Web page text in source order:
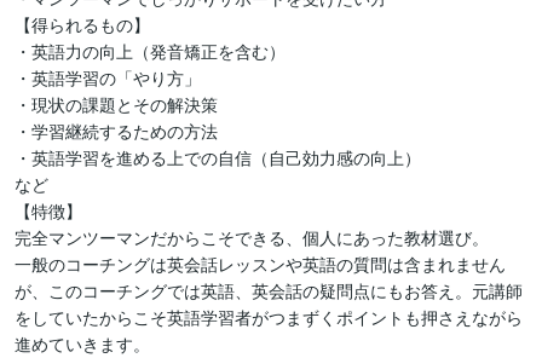
【得られるもの】
・英語力の向上（発音矯正を含む）
・英語学習の「やり方」
・現状の課題とその解決策
・学習継続するための方法
・英語学習を進める上での自信（自己効力感の向上）
など
【特徴】
完全マンツーマンだからこそできる、個人にあった教材選び。
一般のコーチングは英会話レッスンや英語の質問は含まれません
が、このコーチングでは英語、英会話の疑問点にもお答え。元講師
をしていたからこそ英語学習者がつまずくポイントも押さえながら
進めていきます。